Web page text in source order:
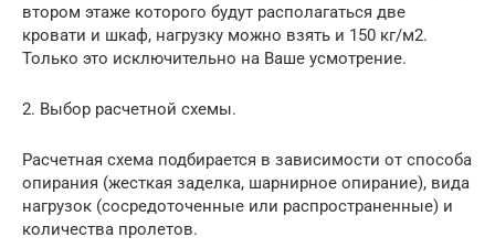
втором этаже которого будут располагаться две
кровати и шкаф, нагрузку можно взять и 150 кг/м2.
Только это исключительно на Ваше усмотрение.
2. Выбор расчетной схемы.
Расчетная схема подбирается в зависимости от способа
опирания (жесткая заделка, шарнирное опирание), вида
нагрузок (сосредоточенные или распространенные) и
количества пролетов.